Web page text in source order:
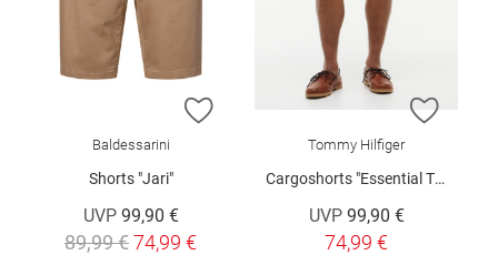
ZUR WUNSCHLISTE HINZUFÜGEN
Baldessarini
Shorts "Jari"
UVP 99,90 €
89,99 €74,99 €
ZUR
Tommy Hilfiger
Cargoshorts "Essential Twill"
UVP 99,90 €
74,99 €